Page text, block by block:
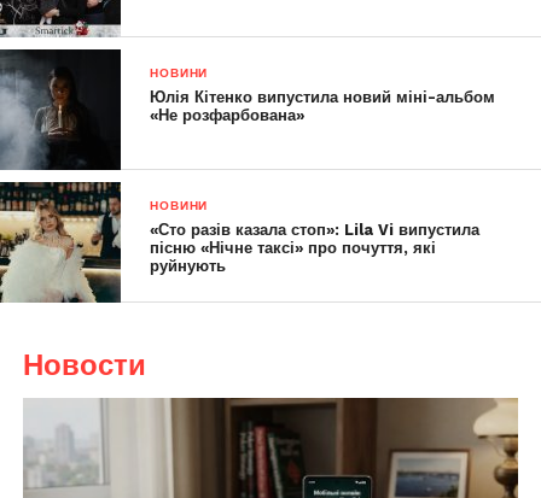
НОВИНИ
Юлія Кітенко випустила новий міні-альбом
«Не розфарбована»
НОВИНИ
«Сто разів казала стоп»: Lila Vi випустила
пісню «Нічне таксі» про почуття, які
руйнують
Новости